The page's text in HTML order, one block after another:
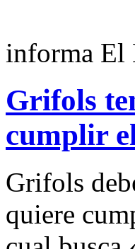
informa El
Grifols
cumplir
Grifols
quiere